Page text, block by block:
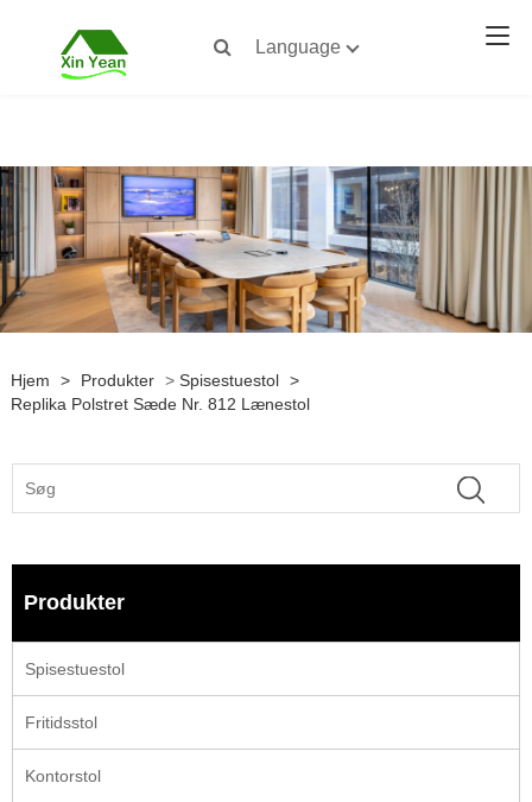
Language
Hjem > Produkter > Spisestuestol >
Replika Polstret Sæde Nr. 812 Lænestol
Produkter
Spisestuestol
Fritidsstol
Kontorstol